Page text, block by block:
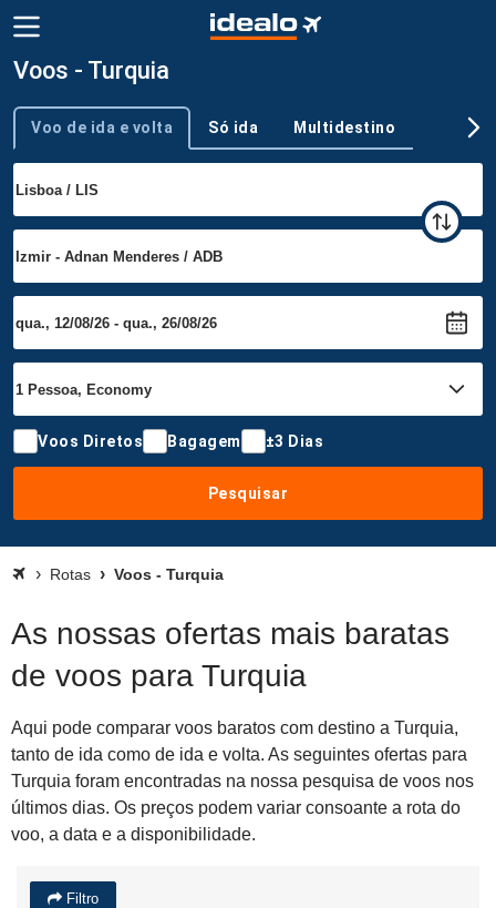
Voos - Turquia
Tipo de viagem
Voo de ida e volta Só ida Multidestino
Voos Diretos Bagagem ±3 Dias
Pesquisar
Rotas Voos - Turquia
As nossas ofertas mais baratas
de voos para Turquia
Aqui pode comparar voos baratos com destino a Turquia,
tanto de ida como de ida e volta. As seguintes ofertas para
Turquia foram encontradas na nossa pesquisa de voos nos
últimos dias. Os preços podem variar consoante a rota do
voo, a data e a disponibilidade.
Filtro